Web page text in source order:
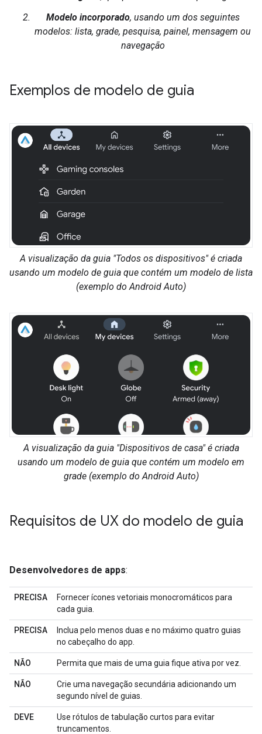
Modelo incorporado, usando um dos seguintes
modelos: lista, grade, pesquisa, painel, mensagem ou
navegação
Exemplos de modelo de guia
A visualização da guia "Todos os dispositivos" é criada
usando um modelo de guia que contém um modelo de lista
(exemplo do Android Auto)
A visualização da guia "Dispositivos de casa" é criada
usando um modelo de guia que contém um modelo em
grade (exemplo do Android Auto)
Requisitos de UX do modelo de guia
Desenvolvedores de apps:
PRECISA
Fornecer ícones vetoriais monocromáticos para
cada guia.
PRECISA
Inclua pelo menos duas e no máximo quatro guias
no cabeçalho do app.
NÃO Permita que mais de uma guia fique ativa por vez.
NÃO
Crie uma navegação secundária adicionando um
segundo nível de guias.
DEVE
Use rótulos de tabulação curtos para evitar
truncamentos.